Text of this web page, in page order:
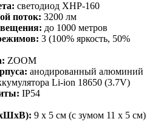
светодиод XHP-160
поток: 3200 лм
до 1000 метров
3 (100% яркость, 50%
ZOOM
анодированный алюминий
Li-ion 18650 (3.7V)
IP54
9 x 5 см (с зумом 11 x 5 см)